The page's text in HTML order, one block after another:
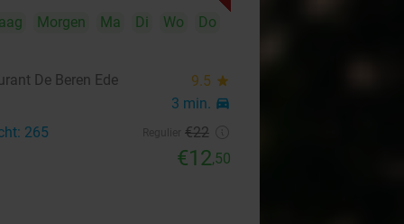
Morgen Ma Di Wo
Do
De Beren Ede
9.5 star
3 min. directions_car
265 €22
€12,50